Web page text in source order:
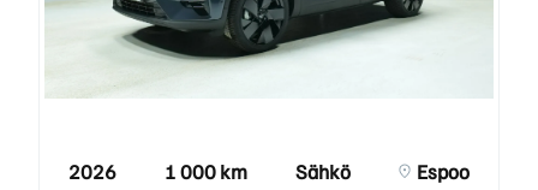
2026 1 000 km Sähkö Espoo